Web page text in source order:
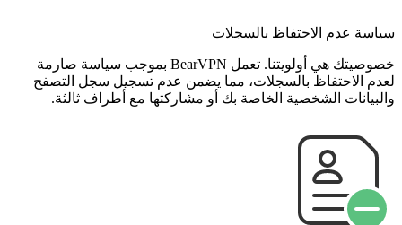
سياسة عدم الاحتفاظ بالسجلات
خصوصيتك هي أولويتنا. تعمل BearVPN بموجب سياسة صارمة
لعدم الاحتفاظ بالسجلات، مما يضمن عدم تسجيل سجل التصفح
والبيانات الشخصية الخاصة بك أو مشاركتها مع أطراف ثالثة.